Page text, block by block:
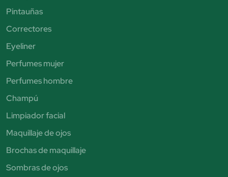
Pintauñas
Correctores
Eyeliner
Perfumes mujer
Perfumes hombre
Champú
Limpiador facial
Maquillaje de ojos
Brochas de maquillaje
Sombras de ojos